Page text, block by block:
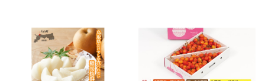
産 農家直送 期間限定 特産品
サイズミックス くらもとフ
ァーム 愛南町 愛媛県